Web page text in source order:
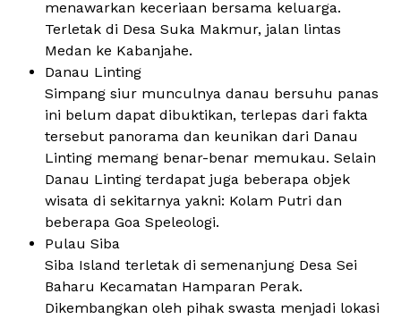
menawarkan keceriaan bersama keluarga.
Terletak di Desa Suka Makmur, jalan lintas
Medan ke Kabanjahe.
Danau Linting
Simpang siur munculnya danau bersuhu panas
ini belum dapat dibuktikan, terlepas dari fakta
tersebut panorama dan keunikan dari Danau
Linting memang benar-benar memukau. Selain
Danau Linting terdapat juga beberapa objek
wisata di sekitarnya yakni: Kolam Putri dan
beberapa Goa Speleologi.
Pulau Siba
Siba Island terletak di semenanjung Desa Sei
Baharu Kecamatan Hamparan Perak.
Dikembangkan oleh pihak swasta menjadi lokasi